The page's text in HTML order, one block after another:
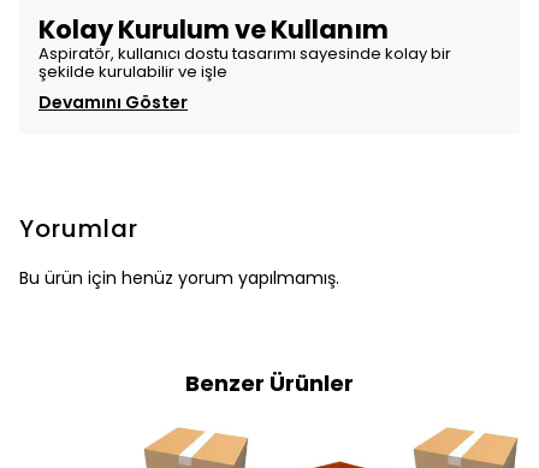
Kolay Kurulum ve Kullanım
Aspiratör, kullanıcı dostu tasarımı sayesinde kolay bir
şekilde kurulabilir ve işle
Devamını Göster
Yorumlar
Bu ürün için henüz yorum yapılmamış.
Benzer Ürünler